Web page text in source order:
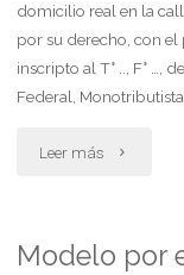
de
cuota
domicilio real en la
por su derecho, con
inscripto al T° .., F° …,
Federal,
Leer más "Nulidad
Modelo por